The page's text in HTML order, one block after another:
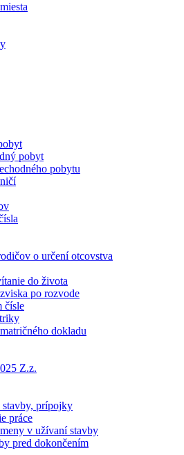
pobyt
pobytu
o určení otcovstva
do života
po rozvode
čísle
dokladu
Z.z.
stavby, prípojky
práce
v užívaní stavby
pred dokončením